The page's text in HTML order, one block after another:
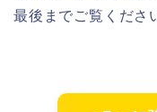
最後までご覧くださ